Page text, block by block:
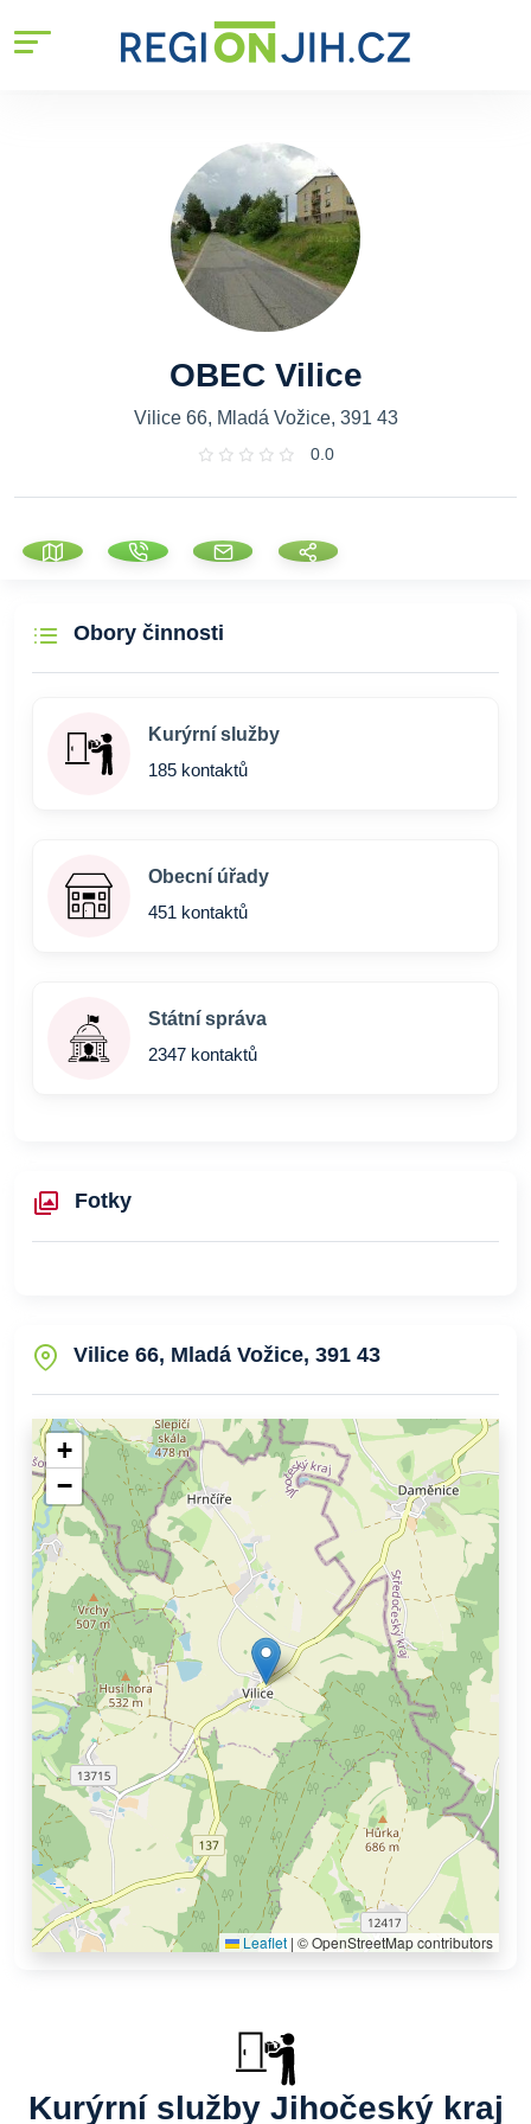
OBEC Vilice
Vilice 66, Mladá Vožice, 391 43
0.0
Obory činnosti
Kurýrní služby
185 kontaktů
Obecní úřady
451 kontaktů
Státní správa
2347 kontaktů
Fotky
Vilice 66, Mladá Vožice, 391 43
+
−
Leaflet | © OpenStreetMap contributors
Kurýrní služby Jihočeský kraj